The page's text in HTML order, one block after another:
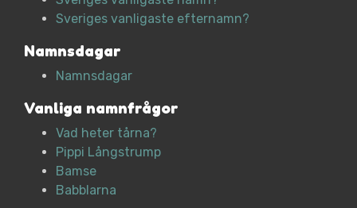
Sveriges vanligaste efternamn?
Namnsdagar
Namnsdagar
Vanliga namnfrågor
Vad heter tårna?
Pippi Långstrump
Bamse
Babblarna